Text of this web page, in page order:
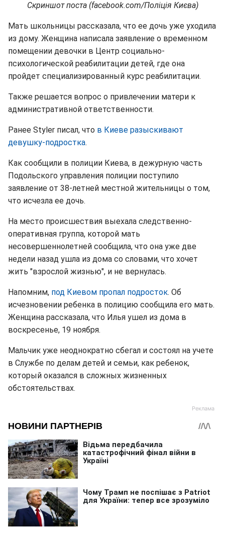
Скриншот поста (facebook.com/Поліція Києва)
Мать школьницы рассказала, что ее дочь уже уходила
из дому. Женщина написала заявление о временном
помещении девочки в Центр социально-
психологической реабилитации детей, где она
пройдет специализированный курс реабилитации.
Также решается вопрос о привлечении матери к
административной ответственности.
Ранее Styler писал, что в Киеве разыскивают
девушку-подростка.
Как сообщили в полиции Киева, в дежурную часть
Подольского управления полиции поступило
заявление от 38-летней местной жительницы о том,
что исчезла ее дочь.
На место происшествия выехала следственно-
оперативная группа, которой мать
несовершеннолетней сообщила, что она уже две
недели назад ушла из дома со словами, что хочет
жить "взрослой жизнью", и не вернулась.
Напомним, под Киевом пропал подросток. Об
исчезновении ребенка в полицию сообщила его мать.
Женщина рассказала, что Илья ушел из дома в
воскресенье, 19 ноября.
Мальчик уже неоднократно сбегал и состоял на учете
в Службе по делам детей и семьи, как ребенок,
который оказался в сложных жизненных
обстоятельствах.